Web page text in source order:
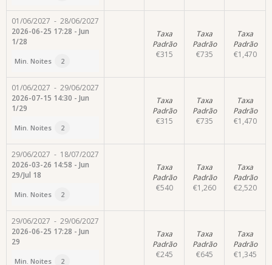
01/06/2027 - 28/06/2027
2026-06-25 17:28 - Jun
1/28
Min. Noites 2
Taxa
Padrão
€315
Taxa
Padrão
€735
Taxa
Padrão
€1,470
01/06/2027 - 29/06/2027
2026-07-15 14:30 - Jun
1/29
Min. Noites 2
Taxa
Padrão
€315
Taxa
Padrão
€735
Taxa
Padrão
€1,470
29/06/2027 - 18/07/2027
2026-03-26 14:58 - Jun
29/Jul 18
Min. Noites 2
Taxa
Padrão
€540
Taxa
Padrão
€1,260
Taxa
Padrão
€2,520
29/06/2027 - 29/06/2027
2026-06-25 17:28 - Jun
29
Min. Noites 2
Taxa
Padrão
€245
Taxa
Padrão
€645
Taxa
Padrão
€1,345